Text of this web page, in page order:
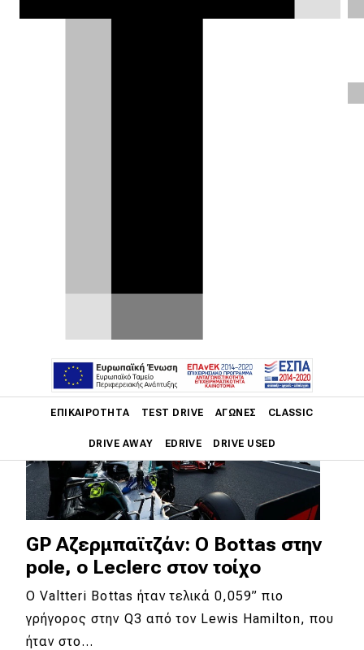
ΕΠΙΚΑΙΡΌΤΗΤΑ TEST DRIVE ΑΓΏΝΕΣ CLASSIC
DRIVE AWAY EDRIVE DRIVE USED
Main navigation
Επικαιρότητα
Νέα μοντέλα
Πρωτότυπα
Ελλάδα
Κόσμος
GP Αζερμπαϊτζάν: O Bottas στην
pole, o Leclerc στον τοίχο
Ο Valtteri Bottas ήταν τελικά 0,059” πιο
γρήγορος στην Q3 από τον Lewis Hamilton, που
ήταν στο…